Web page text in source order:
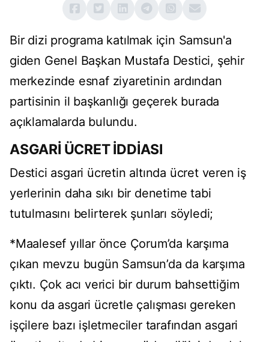
Bir dizi programa katılmak için Samsun'a
giden Genel Başkan Mustafa Destici, şehir
merkezinde esnaf ziyaretinin ardından
partisinin il başkanlığı geçerek burada
açıklamalarda bulundu.
ASGARİ ÜCRET İDDİASI
Destici asgari ücretin altında ücret veren iş
yerlerinin daha sıkı bir denetime tabi
tutulmasını belirterek şunları söyledi;
*Maalesef yıllar önce Çorum’da karşıma
çıkan mevzu bugün Samsun’da da karşıma
çıktı. Çok acı verici bir durum bahsettiğim
konu da asgari ücretle çalışması gereken
işçilere bazı işletmeciler tarafından asgari